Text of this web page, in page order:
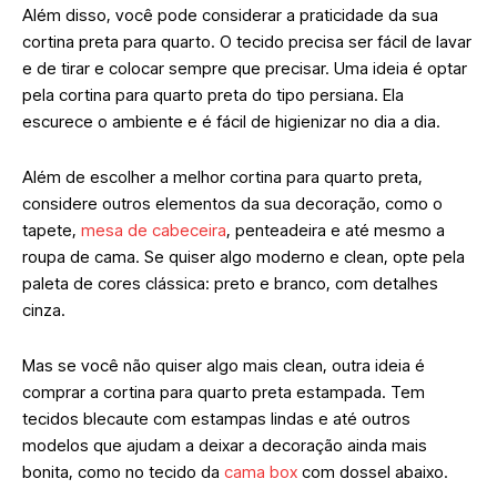
Além disso, você pode considerar a praticidade da sua
cortina preta para quarto. O tecido precisa ser fácil de lavar
e de tirar e colocar sempre que precisar. Uma ideia é optar
pela cortina para quarto preta do tipo persiana. Ela
escurece o ambiente e é fácil de higienizar no dia a dia.
Além de escolher a melhor cortina para quarto preta,
considere outros elementos da sua decoração, como o
tapete, mesa de cabeceira, penteadeira e até mesmo a
roupa de cama. Se quiser algo moderno e clean, opte pela
paleta de cores clássica: preto e branco, com detalhes
cinza.
Mas se você não quiser algo mais clean, outra ideia é
comprar a cortina para quarto preta estampada. Tem
tecidos blecaute com estampas lindas e até outros
modelos que ajudam a deixar a decoração ainda mais
bonita, como no tecido da cama box com dossel abaixo.